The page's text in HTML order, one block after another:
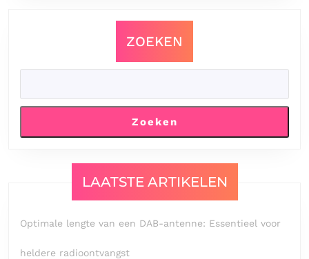
ZOEKEN
Zoeken
LAATSTE ARTIKELEN
Optimale lengte van een DAB-antenne: Essentieel voor
heldere radioontvangst